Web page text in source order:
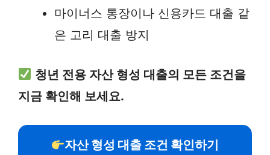
마이너스 통장이나 신용카드 대출 같
은 고리 대출 방지
청년 전용 자산 형성 대출의 모든 조건을
지금 확인해 보세요.
자산 형성 대출 조건 확인하기